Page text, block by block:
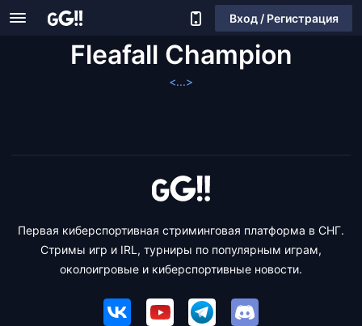
Вход / Регистрация
Fleafall Champion
<...>
Первая киберспортивная стриминговая платформа в СНГ.
Стримы игр и IRL, турниры по популярным играм,
околоигровые и киберспортивные новости.